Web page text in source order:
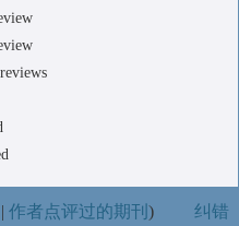
| 作者点评过的期刊 )
纠错